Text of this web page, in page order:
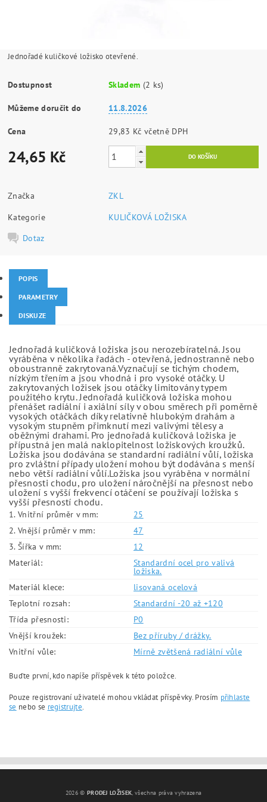
Jednořadé kuličkové ložisko otevřené.
Dostupnost Skladem (2 ks)
Můžeme doručit do 11.8.2026
Cena 29,83 Kč včetně DPH
24,65 Kč
Značka
ZKL
Kategorie
KULIČKOVÁ LOŽISKA
Dotaz
POPIS
PARAMETRY
DISKUZE
Jednořadá kuličková ložiska jsou nerozebíratelná. Jsou
vyráběna v několika řadách - otevřená, jednostranně nebo
oboustranně zakrytovaná.Vyznačují se tichým chodem,
nízkým třením a jsou vhodná i pro vysoké otáčky. U
zakrytovaných ložisek jsou otáčky limitovány typem
použitého krytu. Jednořadá kuličková ložiska mohou
přenášet radiální i axiální síly v obou směrech při poměrně
vysokých otáčkách díky relativně hlubokým drahám a
vysokým stupněm přimknutí mezi valivými tělesy a
oběžnými drahami. Pro jednořadá kuličková ložiska je
přípustná jen malá naklopitelnost ložiskových kroužků.
Ložiska jsou dodávána se standardní radiální vůlí, ložiska
pro zvláštní případy uložení mohou být dodávána s menší
nebo větší radiální vůlí.Ložiska jsou vyráběna v normální
přesnosti chodu, pro uložení náročnější na přesnost nebo
uložení s vyšší frekvencí otáčení se používají ložiska s
vyšší přesností chodu.
1. Vnitřní průměr v mm:
25
2. Vnější průměr v mm:
47
3. Šířka v mm:
12
Materiál:
Standardní ocel pro valivá
ložiska.
Materiál klece:
lisovaná ocelová
Teplotní rozsah:
Standardní -20 až +120
Třída přesnosti:
P0
Vnější kroužek:
Bez příruby / drážky.
Vnitřní vůle:
Mírně zvětšená radiální vůle
Buďte první, kdo napíše příspěvek k této položce.
Pouze registrovaní uživatelé mohou vkládat příspěvky. Prosím přihlaste
se nebo se registrujte.
2026 © PRODEJ LOŽISEK, všechna práva vyhrazena